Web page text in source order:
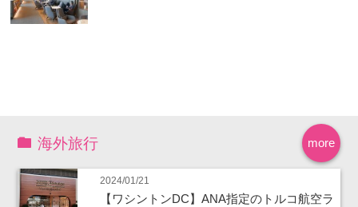
more
海外旅行
2024/01/21
【ワシントンDC】ANA指定のトルコ航空ラ